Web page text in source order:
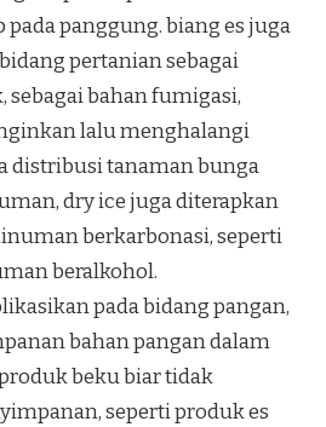
panggung. biang es juga
pertanian sebagai
sebagai bahan fumigasi,
lalu menghalangi
distribusi tanaman bunga
dry ice juga diterapkan
berkarbonasi, seperti
beralkohol.
pada bidang pangan,
bahan pangan dalam
beku biar tidak
seperti produk es